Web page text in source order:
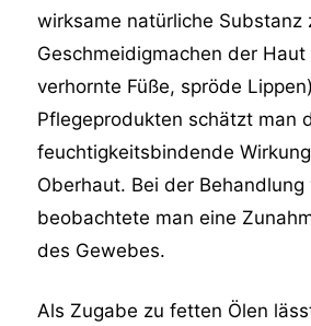
wirksame natürliche Substanz
Geschmeidigmachen der Haut
verhornte Füße, spröde
Pflegeprodukten schätzt man
feuchtigkeitsbindende
Oberhaut. Bei der Behandlung
beobachtete man eine
des Gewebes.
Als Zugabe zu fetten Ölen